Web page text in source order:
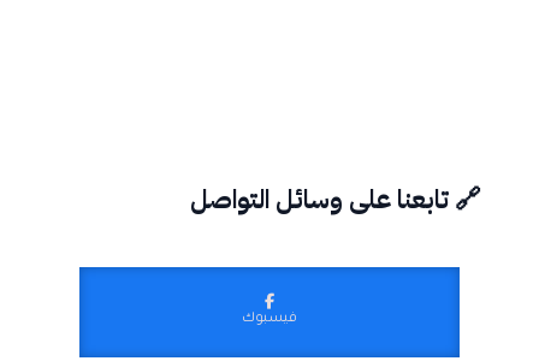
🔗 تابعنا على وسائل التواصل
فيسبوك